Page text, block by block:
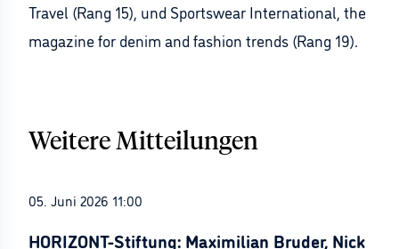
Travel (Rang 15), und Sportswear International, the
magazine for denim and fashion trends (Rang 19).
Weitere Mitteilungen
05. Juni 2026 11:00
HORIZONT-Stiftung: Maximilian Bruder, Nick